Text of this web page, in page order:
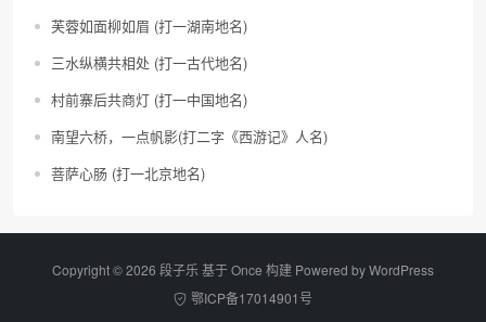
芙蓉如面柳如眉 (打一湖南地名)
三水纵横共相处 (打一古代地名)
村前寨后共商灯 (打一中国地名)
南望六桥，一点帆影(打二字《西游记》人名)
菩萨心肠 (打一北京地名)
Copyright © 2026 段子乐 基于 Once 构建 Powered byWordPress
鄂ICP备17014901号